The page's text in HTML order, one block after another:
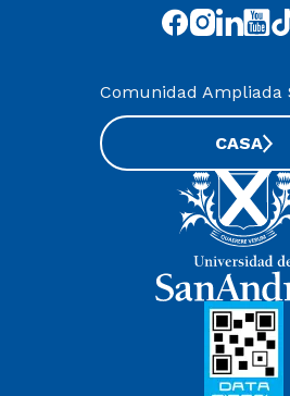
Comunidad Ampliada
CASA